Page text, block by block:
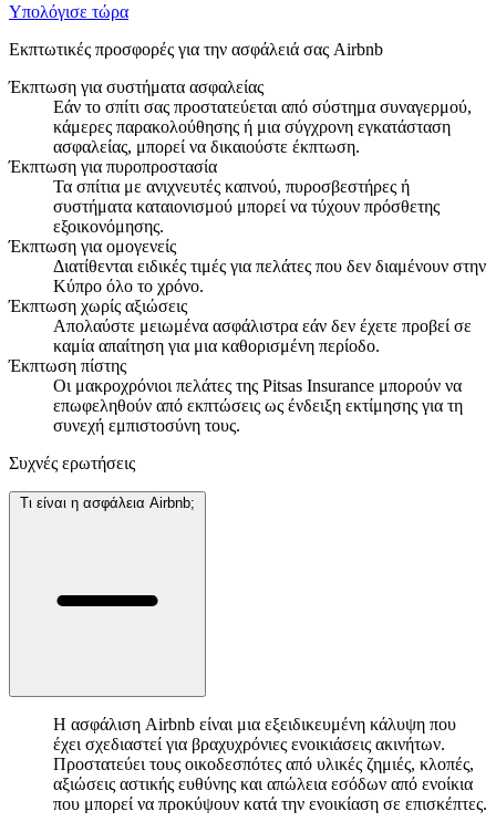
Υπολόγισε τώρα
Εκπτωτικές προσφορές για την ασφάλειά σας Airbnb
Έκπτωση για συστήματα ασφαλείας
Εάν το σπίτι σας προστατεύεται από σύστημα συναγερμού,
κάμερες παρακολούθησης ή μια σύγχρονη εγκατάσταση
ασφαλείας, μπορεί να δικαιούστε έκπτωση.
Έκπτωση για πυροπροστασία
Τα σπίτια με ανιχνευτές καπνού, πυροσβεστήρες ή
συστήματα καταιονισμού μπορεί να τύχουν πρόσθετης
εξοικονόμησης.
Έκπτωση για ομογενείς
Διατίθενται ειδικές τιμές για πελάτες που δεν διαμένουν στην
Κύπρο όλο το χρόνο.
Έκπτωση χωρίς αξιώσεις
Απολαύστε μειωμένα ασφάλιστρα εάν δεν έχετε προβεί σε
καμία απαίτηση για μια καθορισμένη περίοδο.
Έκπτωση πίστης
Οι μακροχρόνιοι πελάτες της Pitsas Insurance μπορούν να
επωφεληθούν από εκπτώσεις ως ένδειξη εκτίμησης για τη
συνεχή εμπιστοσύνη τους.
Συχνές ερωτήσεις
Τι είναι η ασφάλεια Airbnb;
Η ασφάλιση Airbnb είναι μια εξειδικευμένη κάλυψη που
έχει σχεδιαστεί για βραχυχρόνιες ενοικιάσεις ακινήτων.
Προστατεύει τους οικοδεσπότες από υλικές ζημιές, κλοπές,
αξιώσεις αστικής ευθύνης και απώλεια εσόδων από ενοίκια
που μπορεί να προκύψουν κατά την ενοικίαση σε επισκέπτες.